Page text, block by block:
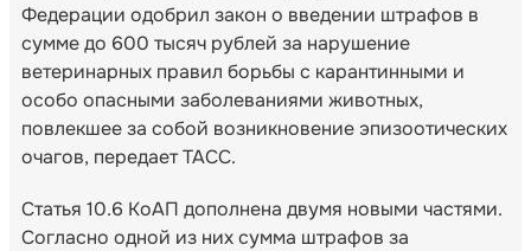
Федерации одобрил закон о введении штрафов в
сумме до 600 тысяч рублей за нарушение
ветеринарных правил борьбы с карантинными и
особо опасными заболеваниями животных,
повлекшее за собой возникновение эпизоотических
очагов, передает ТАСС.
Статья 10.6 КоАП дополнена двумя новыми частями.
Согласно одной из них сумма штрафов за